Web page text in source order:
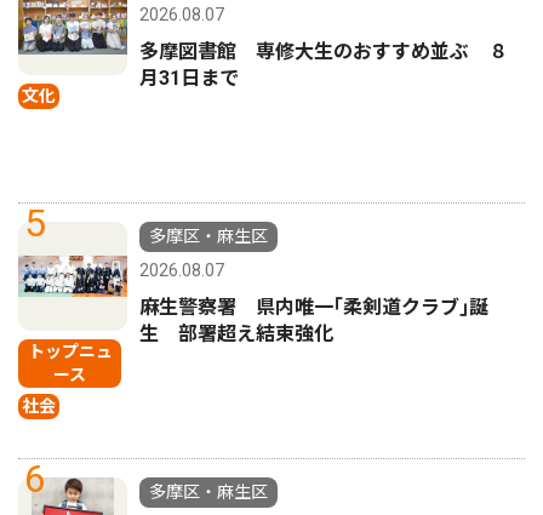
文化
2026.08.07
多摩図書館 専修大生のおすすめ並ぶ ８
月31日まで
5
トップニュ
ース
社会
多摩区・麻生区
2026.08.07
麻生警察署 県内唯一｢柔剣道クラブ｣誕
生 部署超え結束強化
6
多摩区・麻生区